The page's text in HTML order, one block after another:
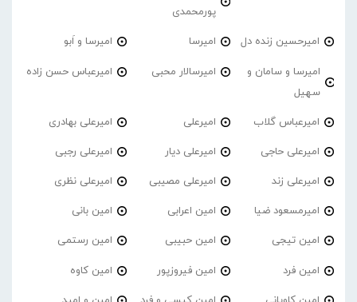
پورمحمدی
امیرحسین زنده دل امیرسا امیرسا و اَبو
امیرسا و سامان و
سهیل
امیرسالار محبی امیرعباس حسن زاده
امیرعباس گلاب امیرعلی امیرعلی بهادری
امیرعلی حاجی امیرعلی دیار امیرعلی رجبی
امیرعلی زند امیرعلی مصیبی امیرعلی نظری
امیرمسعود ضیا امین اعرابی امین بانی
امین تیجی امین حبیبی امین رستمی
امین فرد امین فیروزپور امین کاوه